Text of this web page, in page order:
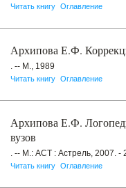
Читать книгу Оглавление
Архипова Е.Ф.
. -- М., 1989
Читать книгу Оглавление
Архипова Е.Ф.
вузов
. -- М.: АСТ : Астрель, 2007. -
Читать книгу Оглавление